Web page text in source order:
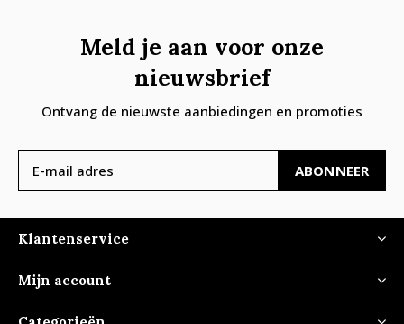
Meld je aan voor onze
nieuwsbrief
Ontvang de nieuwste aanbiedingen en promoties
ABONNEER
Klantenservice
Mijn account